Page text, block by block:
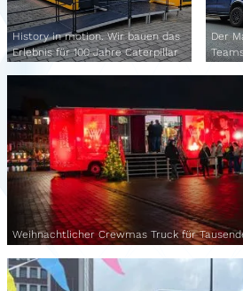
History in motion. Wir bauen das
Erlebnis für 100 Jahre Caterpillar
Der
Weihnachtlicher Crewmas Truck für